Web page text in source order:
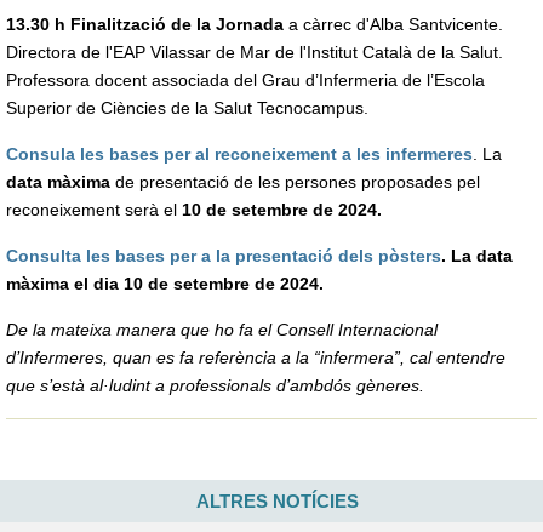
13.30 h Finalització de la Jornada a càrrec d'Alba Santvicente.
Directora de l'EAP Vilassar de Mar de l'Institut Català de la Salut.
Professora docent associada del Grau d’Infermeria de l’Escola
Superior de Ciències de la Salut Tecnocampus.
Consula les bases per al reconeixement a les infermeres. La
data màxima de presentació de les persones proposades pel
reconeixement serà el 10 de setembre de 2024.
Consulta les bases per a la presentació dels pòsters. La data
màxima el dia 10 de setembre de 2024.
De la mateixa manera que ho fa el Consell Internacional
d’Infermeres, quan es fa referència a la “infermera”, cal entendre
que s’està al·ludint a professionals d’ambdós gèneres.
ALTRES NOTÍCIES